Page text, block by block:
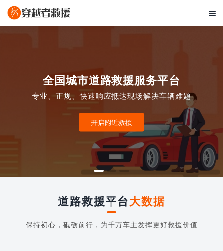

全国城市道路救援服务平台
专业、正规、快速响应抵达现场解决车辆难题
开启附近救援
道路救援平台大数据
保持初心，砥砺前行，为千万车主发挥更好救援价值